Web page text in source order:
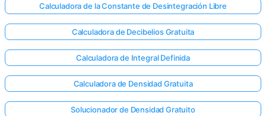
Calculadora de la Constante de Desintegración Libre
Calculadora de Decibelios Gratuita
Calculadora de Integral Definida
Calculadora de Densidad Gratuita
Solucionador de Densidad Gratuito